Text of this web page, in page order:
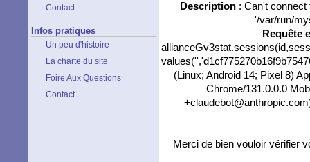
Contact
Infos pratiques
Un peu d'histoire
La charte du site
Foire Aux Questions
Contact
Description: Can't connect
'/var/run/
Requête
(Linux; Android 14; Pixel 8)
Chrome/131.0.0.0
Merci de bien vouloir vérifier